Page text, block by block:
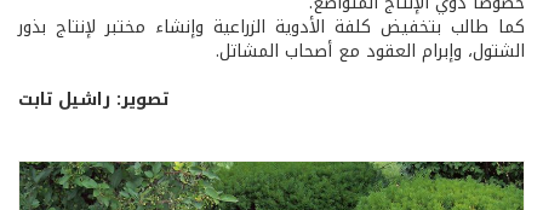
كما طالب بتخفيض كلفة الأدوية الزراعية وإنشاء مختبر لإنتاج بذور
الشتول، وإبرام العقود مع أصحاب المشاتل.
تصوير: راشيل تابت